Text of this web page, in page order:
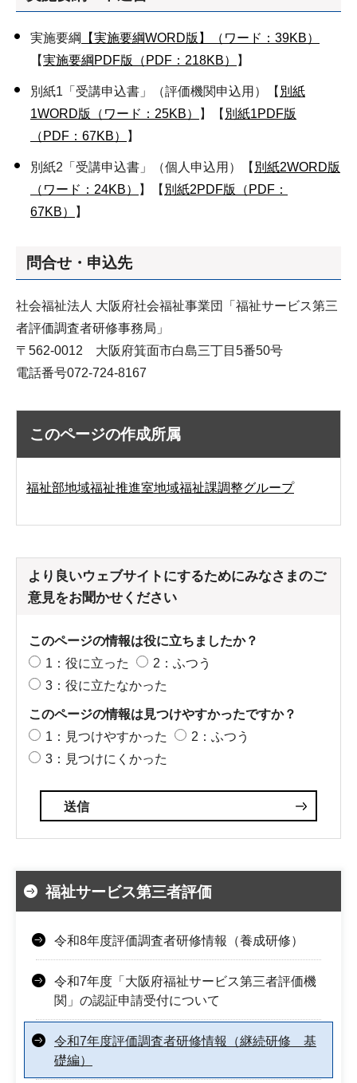
実施要綱
【実施要綱WORD版】（ワード：39KB）
【実施要綱PDF版（PDF：218KB） 】
別紙1「受講申込書」（評価機関申込用）【 別紙
1WORD版（ワード：25KB）
】【 別紙1PDF版
（PDF：67KB）
】
別紙2「受講申込書」（個人申込用）【 別紙2WORD版
（ワード：24KB）
】【 別紙2PDF版（PDF：
67KB）
】
問合せ・申込先
社会福祉法人 大阪府社会福祉事業団「福祉サービス第三
者評価調査者研修事務局」
〒562-0012 大阪府箕面市白島三丁目5番50号
電話番号072-724-8167
このページの作成所属
福祉部地域福祉推進室地域福祉課調整グループ
より良いウェブサイトにするためにみなさまのご
意見をお聞かせください
このページの情報は役に立ちましたか？
1：役に立った
2：ふつう
3：役に立たなかった
このページの情報は見つけやすかったですか？
1：見つけやすかった
2：ふつう
3：見つけにくかった
福祉サービス第三者評価
令和8年度評価調査者研修情報（養成研修）
令和7年度「大阪府福祉サービス第三者評価機
関」の認証申請受付について
令和7年度評価調査者研修情報（継続研修 基
礎編）